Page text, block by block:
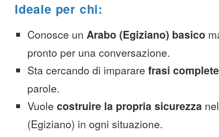
Ideale per chi:
Conosce un Arabo (Egiziano) basico
pronto per una conversazione.
Sta cercando di imparare frasi complete
parole.
Vuole costruire la propria sicurezza
(Egiziano) in ogni situazione.